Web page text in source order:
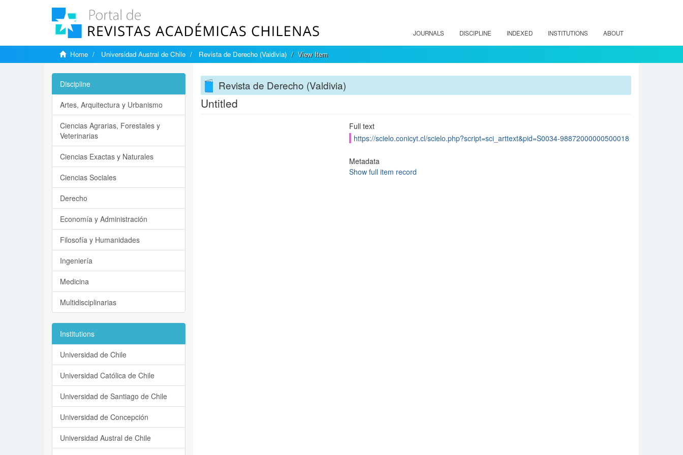
JOURNALS DISCIPLINE INDEXED INSTITUTIONS ABOUT
Home Universidad Austral de Chile Revista de Derecho (Valdivia) View Item
Revista de Derecho (Valdivia)
Untitled
Full text
https://scielo.conicyt.cl/scielo.php?script=sci_arttext&pid=S0034-98872000000500018
Metadata
Show full item record
Discipline
Artes, Arquitectura y Urbanismo
Ciencias Agrarias, Forestales y
Veterinarias
Ciencias Exactas y Naturales
Ciencias Sociales
Derecho
Economía y Administración
Filosofía y Humanidades
Ingeniería
Medicina
Multidisciplinarias
Institutions
Universidad de Chile
Universidad Católica de Chile
Universidad de Santiago de Chile
Universidad de Concepción
Universidad Austral de Chile